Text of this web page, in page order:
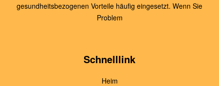
gesundheitsbezogenen Vorteile häufig eingesetzt. Wenn Sie
Problem
Schnelllink
Heim